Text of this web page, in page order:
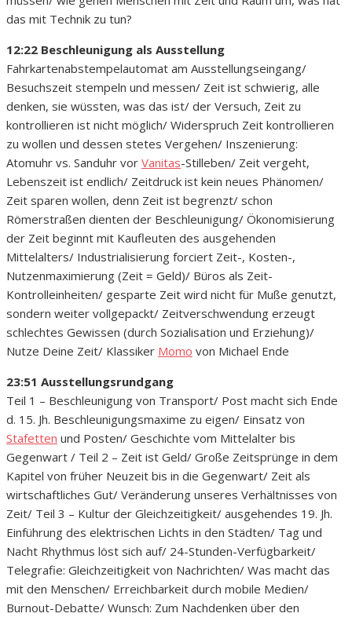
das mit Technik zu tun?
12:22 Beschleunigung als Ausstellung
Fahrkartenabstempelautomat am Ausstellungseingang/
Besuchszeit stempeln und messen/ Zeit ist schwierig, alle
denken, sie wüssten, was das ist/ der Versuch, Zeit zu
kontrollieren ist nicht möglich/ Widerspruch Zeit kontrollieren
zu wollen und dessen stetes Vergehen/ Inszenierung:
Atomuhr vs. Sanduhr vor Vanitas-Stilleben/ Zeit vergeht,
Lebenszeit ist endlich/ Zeitdruck ist kein neues Phänomen/
Zeit sparen wollen, denn Zeit ist begrenzt/ schon
Römerstraßen dienten der Beschleunigung/ Ökonomisierung
der Zeit beginnt mit Kaufleuten des ausgehenden
Mittelalters/ Industrialisierung forciert Zeit-, Kosten-,
Nutzenmaximierung (Zeit = Geld)/ Büros als Zeit-
Kontrolleinheiten/ gesparte Zeit wird nicht für Muße genutzt,
sondern weiter vollgepackt/ Zeitverschwendung erzeugt
schlechtes Gewissen (durch Sozialisation und Erziehung)/
Nutze Deine Zeit/ Klassiker Momo von Michael Ende
23:51 Ausstellungsrundgang
Teil 1 – Beschleunigung von Transport/ Post macht sich Ende
d. 15. Jh. Beschleunigungsmaxime zu eigen/ Einsatz von
Stafetten und Posten/ Geschichte vom Mittelalter bis
Gegenwart / Teil 2 – Zeit ist Geld/ Große Zeitsprünge in dem
Kapitel von früher Neuzeit bis in die Gegenwart/ Zeit als
wirtschaftliches Gut/ Veränderung unseres Verhältnisses von
Zeit/ Teil 3 – Kultur der Gleichzeitigkeit/ ausgehendes 19. Jh.
Einführung des elektrischen Lichts in den Städten/ Tag und
Nacht Rhythmus löst sich auf/ 24-Stunden-Verfügbarkeit/
Telegrafie: Gleichzeitigkeit von Nachrichten/ Was macht das
mit den Menschen/ Erreichbarkeit durch mobile Medien/
Burnout-Debatte/ Wunsch: Zum Nachdenken über den